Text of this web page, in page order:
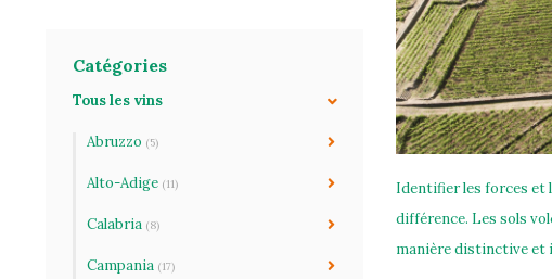
Catégories
Tous les vins
Abruzzo (5)
Alto-Adige (11)
Calabria (8)
Campania (17)
Identifier les forces et
différence. Les sols
manière distinctive et